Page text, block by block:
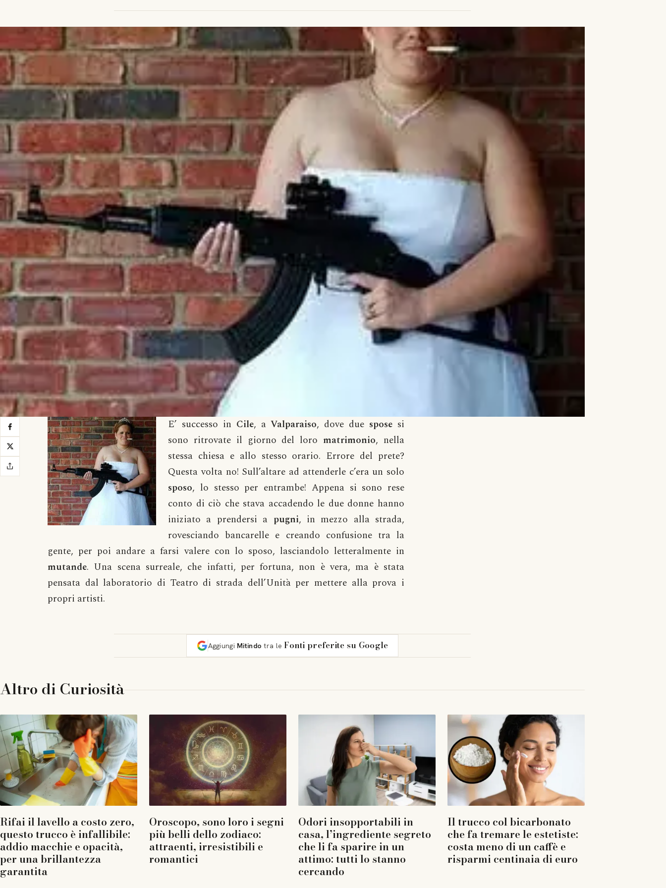
E’ successo in Cile, aValparaiso, dove due spose si
sono ritrovate il giorno del loro matrimonio, nella
stessa chiesa e allo stesso orario. Errore del prete?
Questa volta no! Sull’altare ad attenderle c’era un solo
sposo, lo stesso per entrambe! Appena si sono rese
conto di ciò che stava accadendo le due donne hanno
iniziato a prendersi a pugni, in mezzo alla strada,
rovesciando bancarelle e creando confusione tra la
gente, per poi andare a farsi valere con lo sposo, lasciandolo letteralmente in
mutande. Una scena surreale, che infatti, per fortuna, non è vera, ma è stata
pensata dal laboratorio di Teatro di strada dell’Unità per mettere alla prova i
propri artisti.
Aggiungi Mitindo tra le Fonti preferite su Google
Altro di Curiosità
Rifai il lavello a costo zero,
questo trucco è infallibile:
addio macchie e opacità,
per una brillantezza
garantita
Oroscopo, sono loro i segni
più belli dello zodiaco:
attraenti, irresistibili e
romantici
Odori insopportabili in
casa, l’ingrediente segreto
che li fa sparire in un
attimo: tutti lo stanno
cercando
Il trucco col bicarbonato
che fa tremare le estetiste:
costa meno di un caffè e
risparmi centinaia di euro